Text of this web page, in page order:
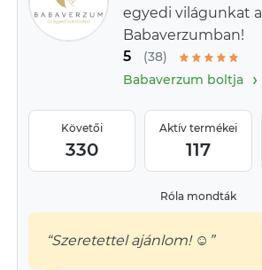
egyedi világunkat a
Babaverzumban!
5
(38)
Babaverzum boltja›
Követői
330
Aktív termékei
117
Róla mondták
“Szeretettel ajánlom! ☺️”